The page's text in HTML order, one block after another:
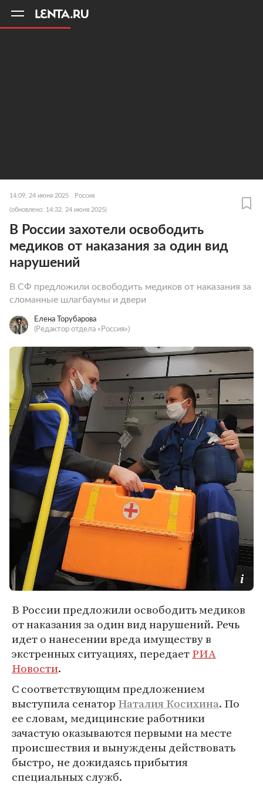
14:09, 24 июня 2025 Россия
(обновлено: 14:32, 24 июня 2025)
В России захотели освободить
медиков от наказания за один вид
нарушений
В СФ предложили освободить медиков от наказания за
сломанные шлагбаумы и двери
Елена Торубарова
(Редактор отдела «Россия»)
В России предложили освободить медиков
от наказания за один вид нарушений. Речь
идет о нанесении вреда имуществу в
экстренных ситуациях, передаетРИА
Новости.
С соответствующим предложением
выступила сенатор Наталия Косихина. По
ее словам, медицинские работники
зачастую оказываются первыми на месте
происшествия и вынуждены действовать
быстро, не дожидаясь прибытия
специальных служб.